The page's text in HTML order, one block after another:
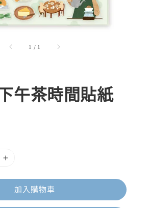
1 / 1
午茶時間貼紙
加入購物車